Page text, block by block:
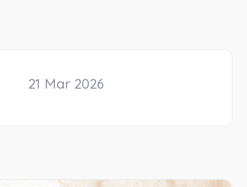
21 Mar 2026